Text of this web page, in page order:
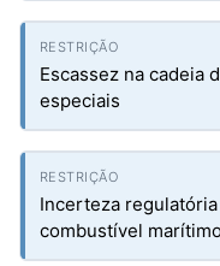
Escassez na cadeia
especiais
Incerteza
combustível